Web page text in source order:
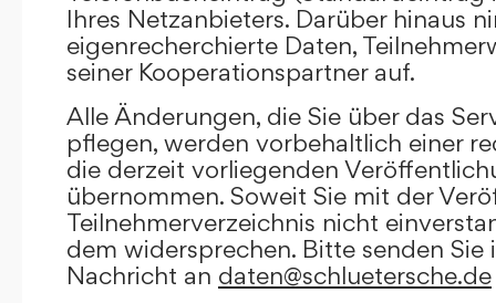
Ihres Netzanbieters. Darüber hinaus
eigenrecherchierte Daten,
seiner Kooperationspartner auf.
Alle Änderungen, die Sie über das
pflegen, werden vorbehaltlich einer
die derzeit vorliegenden
übernommen. Soweit Sie mit der
Teilnehmerverzeichnis nicht
dem widersprechen. Bitte senden Sie
Nachricht an daten@schluetersche.de